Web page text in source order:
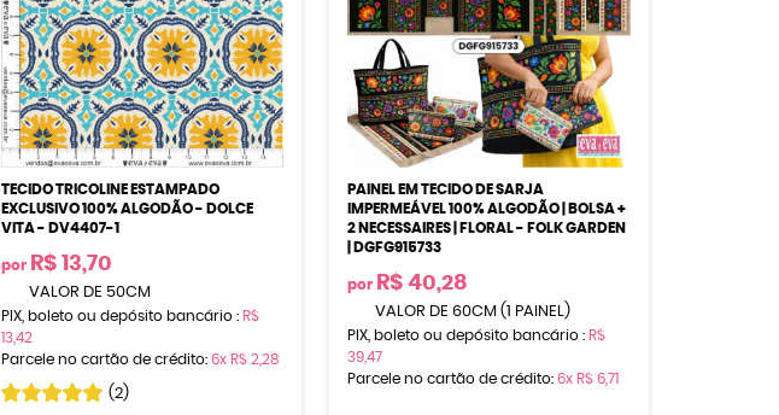
TECIDO TRICOLINE ESTAMPADO
EXCLUSIVO 100% ALGODÃO - DOLCE
VITA - DV4407-1
por R$ 13,70
VALOR DE 50CM
PIX, boleto ou depósito bancário : R$
13,42
Parcele no cartão de crédito: 6x R$ 2,28
(2)
PAINEL EM TECIDO DE SARJA
IMPERMEÁVEL 100% ALGODÃO | BOLSA +
2 NECESSAIRES | FLORAL - FOLK GARDEN
| DGFG915733
por R$ 40,28
VALOR DE 60CM (1 PAINEL)
PIX, boleto ou depósito bancário : R$
39,47
Parcele no cartão de crédito: 6x R$ 6,71